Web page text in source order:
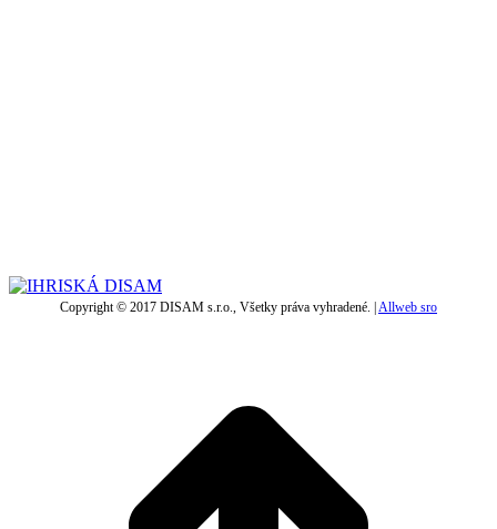
Copyright © 2017 DISAM s.r.o., Všetky práva vyhradené. |Allweb sro